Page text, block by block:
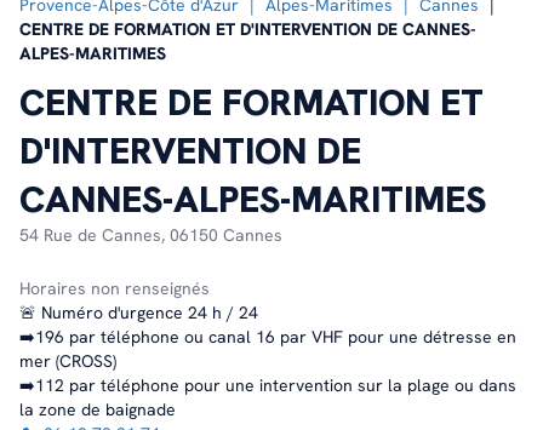
Provence-Alpes-Côte d'Azur
Alpes-Maritimes
Cannes
CENTRE DE FORMATION ET D'INTERVENTION DE CANNES-
ALPES-MARITIMES
CENTRE DE FORMATION ET
D'INTERVENTION DE
CANNES-ALPES-MARITIMES
54 Rue de Cannes, 06150 Cannes
Horaires non renseignés
🚨 Numéro d'urgence 24 h / 24
➡️196 par téléphone ou canal 16 par VHF pour une détresse en
mer (CROSS)
➡️112 par téléphone pour une intervention sur la plage ou dans
la zone de baignade